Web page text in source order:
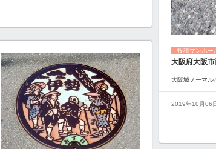
投稿マンホー
大阪府大阪
大阪城ノーマル
2019年10月06